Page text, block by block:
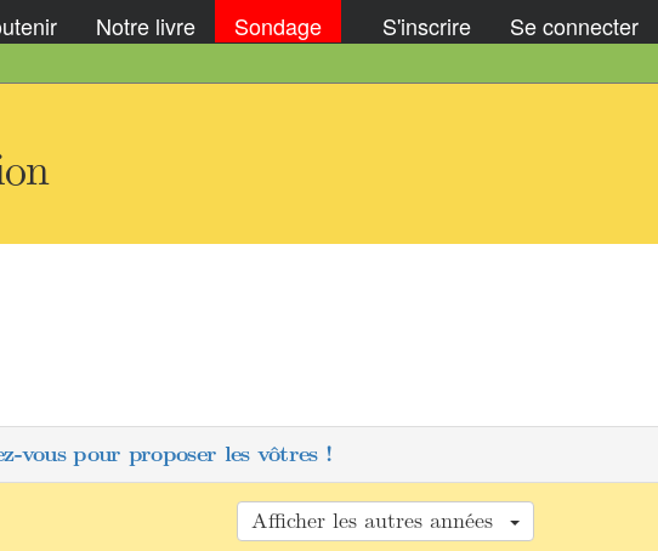
Notre livre Sondage S'inscrire Se connecter
vous pour proposer les vôtres !
Afficher les autres années